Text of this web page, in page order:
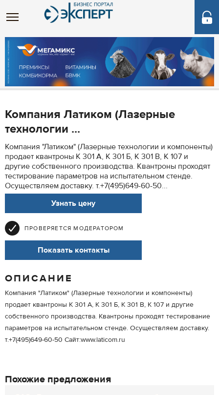
Компания Латиком (Лазерные
технологии ...
Компания "Латиком" (Лазерные технологии и компоненты)
продает квантроны К 301 А, К 301 Б, К 301 В, К 107 и
другие собственного производства. Квантроны проходят
тестирование параметров на испытательном стенде.
Осуществляем доставку. т.+7(495)649-60-50...
Узнать цену
ПРОВЕРЯЕТСЯ МОДЕРАТОРОМ
Показать контакты
ОПИСАНИЕ
Компания "Латиком" (Лазерные технологии и компоненты)
продает квантроны К 301 А, К 301 Б, К 301 В, К 107 и другие
собственного производства. Квантроны проходят тестирование
параметров на испытательном стенде. Осуществляем доставку.
т.+7(495)649-60-50 Сайт:www.laticom.ru
Похожие предложения